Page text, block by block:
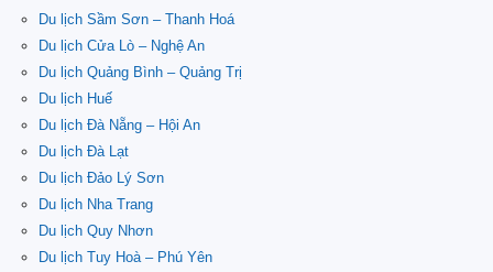
Du lịch Sầm Sơn – Thanh Hoá
Du lịch Cửa Lò – Nghệ An
Du lịch Quảng Bình – Quảng Trị
Du lịch Huế
Du lịch Đà Nẵng – Hội An
Du lịch Đà Lạt
Du lịch Đảo Lý Sơn
Du lịch Nha Trang
Du lịch Quy Nhơn
Du lịch Tuy Hoà – Phú Yên